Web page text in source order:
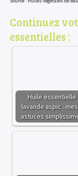
Continuez
essentielles :
Huile essentielle
lavande aspic :
astuces